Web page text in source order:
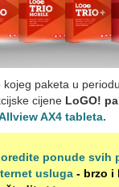
kojeg paketa u
cijene LoGO!
AX4 tableta.
ponude svih
usluga - brzo i